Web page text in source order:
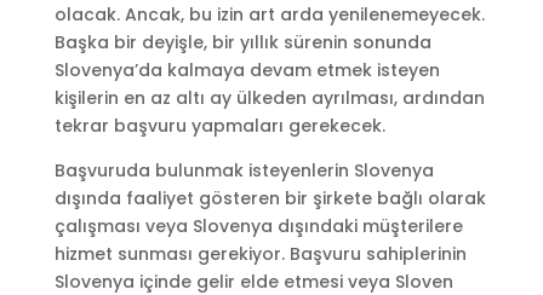
olacak. Ancak, bu izin art arda yenilenemeyecek.
Başka bir deyişle, bir yıllık sürenin sonunda
Slovenya’da kalmaya devam etmek isteyen
kişilerin en az altı ay ülkeden ayrılması, ardından
tekrar başvuru yapmaları gerekecek.
Başvuruda bulunmak isteyenlerin Slovenya
dışında faaliyet gösteren bir şirkete bağlı olarak
çalışması veya Slovenya dışındaki müşterilere
hizmet sunması gerekiyor. Başvuru sahiplerinin
Slovenya içinde gelir elde etmesi veya Sloven